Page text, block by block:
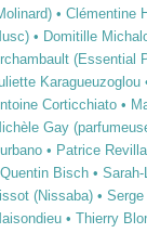
• Clémentine
• Domitille
(Essential
Karagueuzoglou
Corticchiato •
Gay
• Patrice
Bisch •
(Nissaba) •
• Thierry